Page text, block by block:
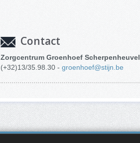
Contact
Zorgcentrum Groenhoef Scherpenheuvel
(+32)13/35.98.30 - groenhoef@stijn.be